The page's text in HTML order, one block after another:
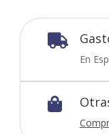

En
